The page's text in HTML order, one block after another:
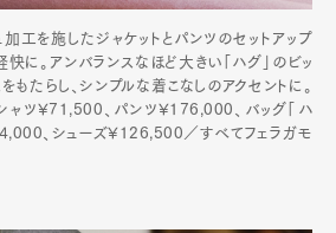
加工を施したジャケットとパンツのセットアップ
快に。アンバランスなほど大きい「ハグ」のビッ
もたらし、シンプルな着こなしのアクセントに。
ャツ¥71,500、パンツ¥176,000、バッグ「ハ
、シューズ¥126,500／すべてフェラガモ